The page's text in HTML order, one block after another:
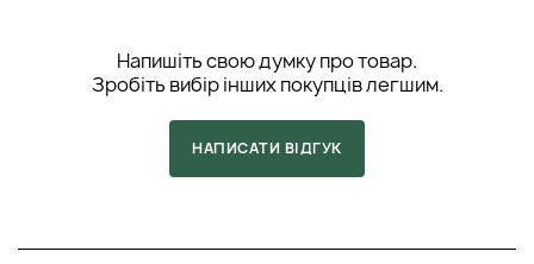
Напишіть свою думку про товар.
Зробіть вибір інших покупців легшим.
НАПИСАТИ ВІДГУК